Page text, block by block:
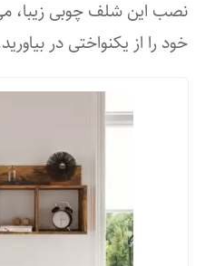
نصب این شلف چوبی زیبا، می
خود را از یکنواختی در بیاورید.